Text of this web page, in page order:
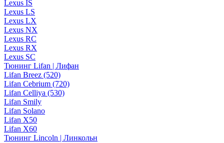
Lexus IS
Lexus LS
Lexus LX
Lexus NX
Lexus RC
Lexus RX
Lexus SC
Тюнинг Lifan | Лифан
Lifan Breez (520)
Lifan Cebrium (720)
Lifan Celliya (530)
Lifan Smily
Lifan Solano
Lifan X50
Lifan X60
Тюнинг Lincoln | Линкольн